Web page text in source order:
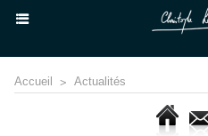
Accueil > Actualités